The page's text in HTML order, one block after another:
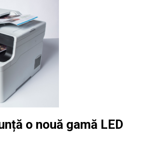
o nouă gamă LED